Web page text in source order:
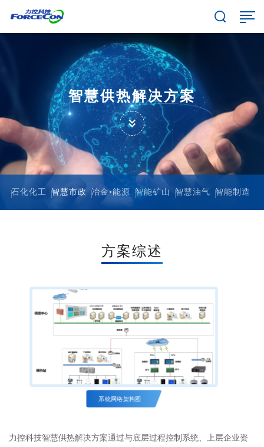
智慧供热解决方案
石化化工 智慧市政 冶金•能源 智能矿山 智慧油气 智能制造
方案综述
系统网络架构图
力控科技智慧供热解决方案通过与底层过程控制系统、上层企业资